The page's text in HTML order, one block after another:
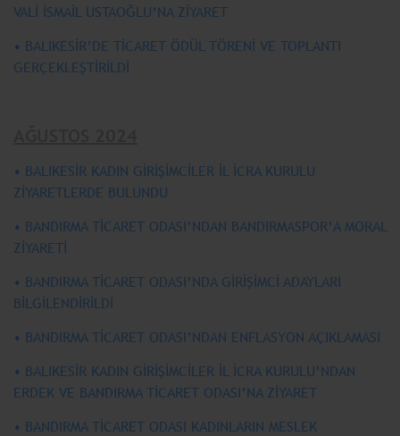
VALİ İSMAİL USTAOĞLU’NA ZİYARET
• BALIKESİR’DE TİCARET ÖDÜL TÖRENİ VE TOPLANTI
GERÇEKLEŞTİRİLDİ
• BALIKESİR KADIN GİRİŞİMCİLER İL İCRA KURULU
ZİYARETLERDE BULUNDU
• BANDIRMA TİCARET ODASI’NDAN BANDIRMASPOR’A MORAL
ZİYARETİ
• BANDIRMA TİCARET ODASI’NDA GİRİŞİMCİ ADAYLARI
BİLGİLENDİRİLDİ
• BANDIRMA TİCARET ODASI’NDAN ENFLASYON AÇIKLAMASI
• BALIKESİR KADIN GİRİŞİMCİLER İL İCRA KURULU’NDAN
ERDEK VE BANDIRMA TİCARET ODASI’NA ZİYARET
• BANDIRMA TİCARET ODASI KADINLARIN MESLEK